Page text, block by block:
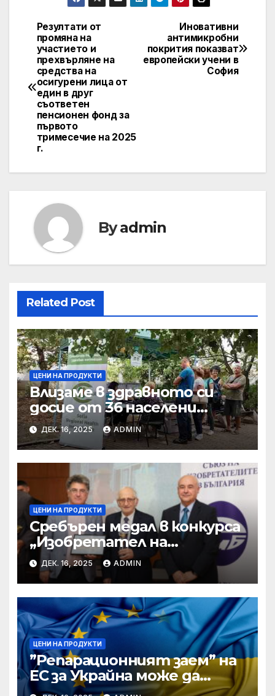
Навигация
Иновативни
антимикробни
покрития показват
европейски учени в
София
Резултати от
промяна на
участието и
прехвърляне на
средства на
осигурени лица от
един в друг
съответен
пенсионен фонд за
първото
тримесечие на 2025
г.
Byadmin
Related Post
ЦЕНИ НА ПРОДУКТИ
Влизаме в здравното си
досие от 36 населени
места • МЗ
ДЕК. 16, 2025 ADMIN
ЦЕНИ НА ПРОДУКТИ
Сребърен медал в конкурса
„Изобретател на
годината“ за учени от БАН
ДЕК. 16, 2025 ADMIN
ЦЕНИ НА ПРОДУКТИ
”Репарационният заем” на
ЕС за Украйна може да
достигне 130 милиарда